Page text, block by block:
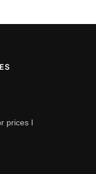
prices I